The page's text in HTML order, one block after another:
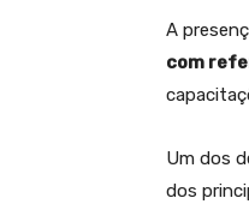
A
com
Um dos
dos